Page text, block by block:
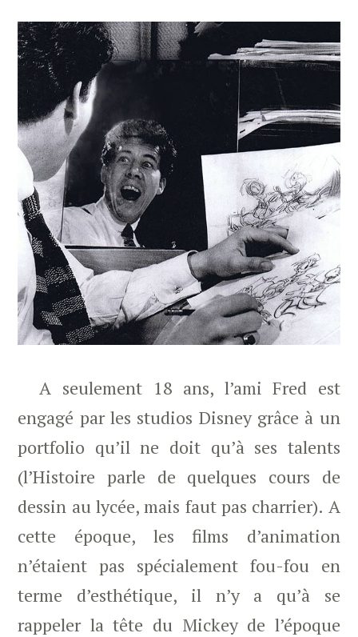
A seulement 18 ans, l’ami Fred est
engagé par les studios Disney grâce à un
portfolio qu’il ne doit qu’à ses talents
(l’Histoire parle de quelques cours de
dessin au lycée, mais faut pas charrier). A
cette époque, les films d’animation
n’étaient pas spécialement fou-fou en
terme d’esthétique, il n’y a qu’à se
rappeler la tête du Mickey de l’époque